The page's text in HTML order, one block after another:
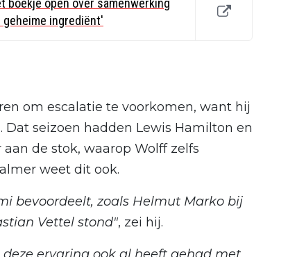
boekje open over samenwerking
geheime ingrediënt'
om escalatie te voorkomen, want hij
seizoen hadden Lewis Hamilton en
de stok, waarop Wolff zelfs
weet dit ook.
bevoordeelt, zoals Helmut Marko bij
Vettel stond", zei hij.